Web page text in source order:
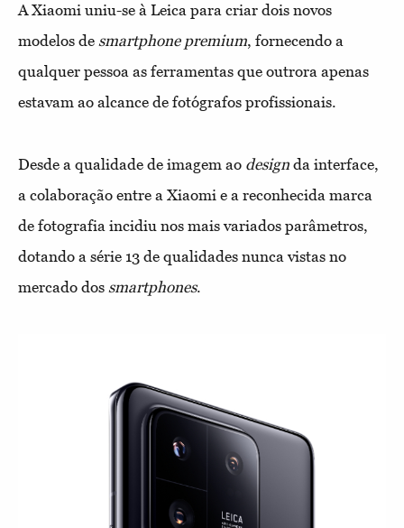
A Xiaomi uniu-se à Leica para criar dois novos
modelos de smartphone premium, fornecendo a
qualquer pessoa as ferramentas que outrora apenas
estavam ao alcance de fotógrafos profissionais.
Desde a qualidade de imagem ao design da interface,
a colaboração entre a Xiaomi e a reconhecida marca
de fotografia incidiu nos mais variados parâmetros,
dotando a série 13 de qualidades nunca vistas no
mercado dos smartphones.